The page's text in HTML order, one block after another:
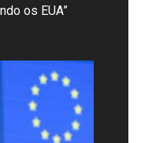
os EUA”